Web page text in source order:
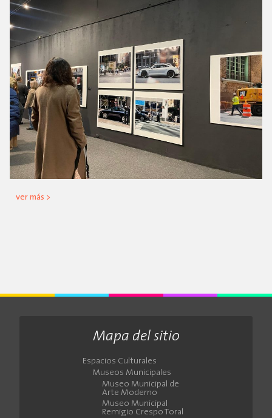
ver más >
Mapa del sitio
Espacios Culturales
Museos Municipales
Museo Municipal de
Arte Moderno
Museo Municipal
Remigio Crespo Toral